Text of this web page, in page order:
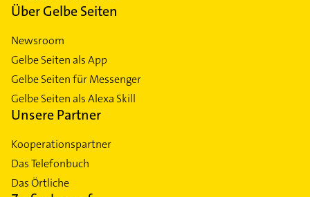
Über Gelbe Seiten
Newsroom
Gelbe Seiten als App
Gelbe Seiten für Messenger
Gelbe Seiten als Alexa Skill
Unsere Partner
Kooperationspartner
Das Telefonbuch
Das Örtliche